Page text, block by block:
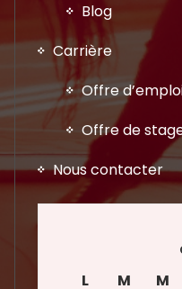
Blog
Carrière
Offre
Offre de
Nous contacter
L
M M